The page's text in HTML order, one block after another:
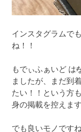
インスタグラムで
ね！！
もでぃふぁいど は
ましたが、まだ到
たい！！という方
身の掲載を控えま
でも良いモノですね